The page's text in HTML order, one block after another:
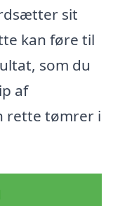
sit
kan føre til
som du
af
rette tømrer i